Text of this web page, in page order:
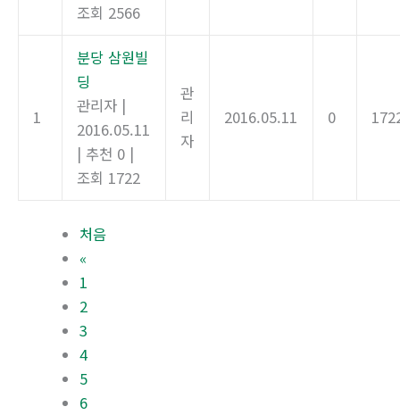
조회 2566
1
분당 삼원빌
딩
관리자 |
2016.05.11
| 추천 0 |
조회 1722
관
리
자
2016.05.11 0
처음
«
1
2
3
4
5
6